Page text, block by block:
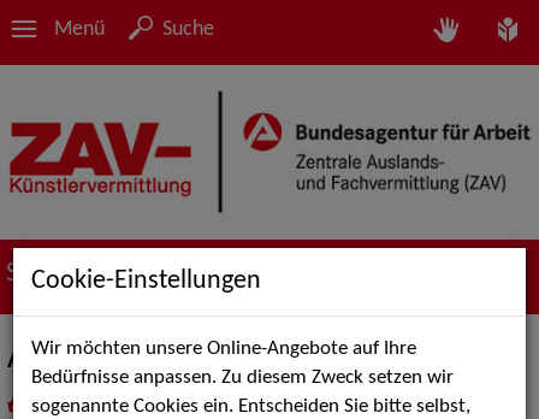
Menü Suche
Suche nach Künstler*innen
Amouna
als PDF speichern
inMeine Merklistelegen
Cookie-Einstellungen
Wir möchten unsere Online-Angebote auf Ihre
Bedürfnisse anpassen. Zu diesem Zweck setzen wir
sogenannte Cookies ein. Entscheiden Sie bitte selbst,